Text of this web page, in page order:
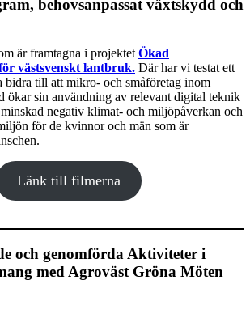
behovsanpassat växtskydd och
är framtagna i projektet Ökad
västsvenskt lantbruk. Där har vi testat ett
bidra till att mikro- och småföretag inom
ökar sin användning av relevant digital teknik
negativ klimat- och miljöpåverkan och
för de kvinnor och män som är
Länk till filmerna
och genomförda Aktiviteter i
med Agroväst Gröna Möten